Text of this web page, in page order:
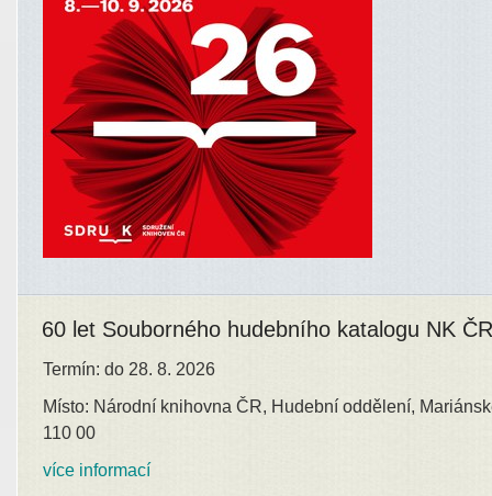
60 let Souborného hudebního katalogu NK ČR
Termín: do 28. 8. 2026
Místo: Národní knihovna ČR, Hudební oddělení,
110 00
více informací